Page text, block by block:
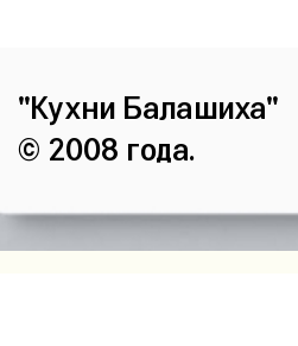
"Кухни Балашиха"
© 2008 года.